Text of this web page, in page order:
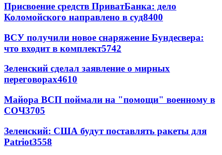
Присвоение средств ПриватБанка: дело
Коломойского направлено в суд8400
ВСУ получили новое снаряжение Бундесвера:
что входит в комплект5742
Зеленский сделал заявление о мирных
переговорах4610
Майора ВСП поймали на "помощи" военному в
СОЧ3705
Зеленский: США будут поставлять ракеты для
Patriot3558